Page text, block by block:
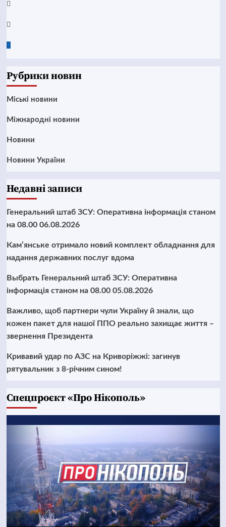
Instagram
Twitter
Google
Рубрики новин
Mіські новини
Міжнародні новини
Новини
Новини України
Недавні записи
Генеральний штаб ЗСУ: Оперативна інформація станом
на 08.00 06.08.2026
Кам’янське отримало новий комплект обладнання для
надання державних послуг вдома
Выбрать Генеральний штаб ЗСУ: Оперативна
інформація станом на 08.00 05.08.2026
Важливо, щоб партнери чули Україну й знали, що
кожен пакет для нашої ППО реально захищає життя –
звернення Президента
Кривавий удар по АЗС на Криворіжжі: загинув
рятувальник з 8-річним сином!
Cпецпроєкт «Про Нікополь»